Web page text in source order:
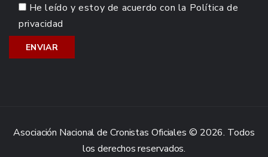
He leído y estoy de acuerdo con la Política de
privacidad
Asociación Nacional de Cronistas Oficiales © 2026. Todos
los derechos reservados.